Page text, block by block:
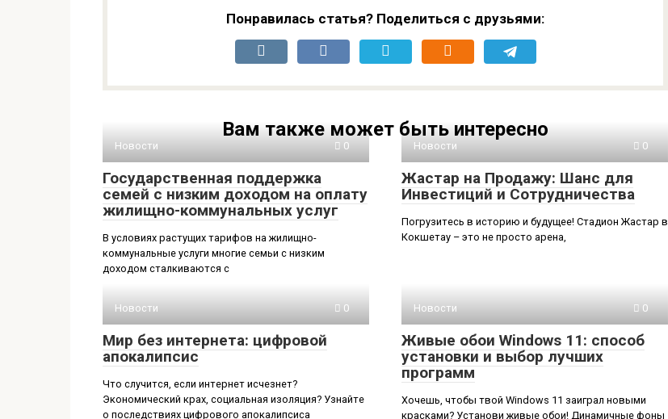
Понравилась статья? Поделиться с друзьями:
Вам также может быть интересно
Новости 0
Государственная поддержка
семей с низким доходом на оплату
жилищно-коммунальных услуг
В условиях растущих тарифов на жилищно-
коммунальные услуги многие семьи с низким
доходом сталкиваются с
Новости 0
Жастар на Продажу: Шанс для
Инвестиций и Сотрудничества
Погрузитесь в историю и будущее! Стадион Жастар в
Кокшетау – это не просто арена,
Новости 0
Мир без интернета: цифровой
апокалипсис
Что случится, если интернет исчезнет?
Экономический крах, социальная изоляция? Узнайте
о последствиях цифрового апокалипсиса
Новости 0
Живые обои Windows 11: способ
установки и выбор лучших
программ
Хочешь, чтобы твой Windows 11 заиграл новыми
красками? Установи живые обои! Динамичные фоны